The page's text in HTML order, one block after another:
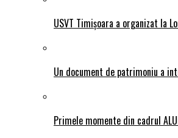
USVT Timișoara a organizat la
Un document de patrimoniu a
Primele momente din cadrul